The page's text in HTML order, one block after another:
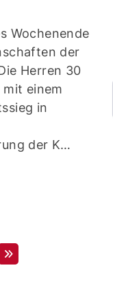
Wochenende
der
Herren 30
einem
in
der K…